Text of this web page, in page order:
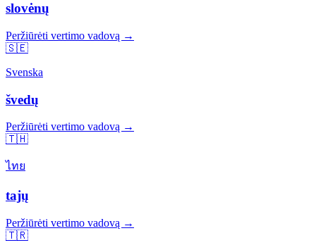
slovėnų
Peržiūrėti vertimo vadovą →
🇸🇪
Svenska
švedų
Peržiūrėti vertimo vadovą →
🇹🇭
ไทย
tajų
Peržiūrėti vertimo vadovą →
🇹🇷